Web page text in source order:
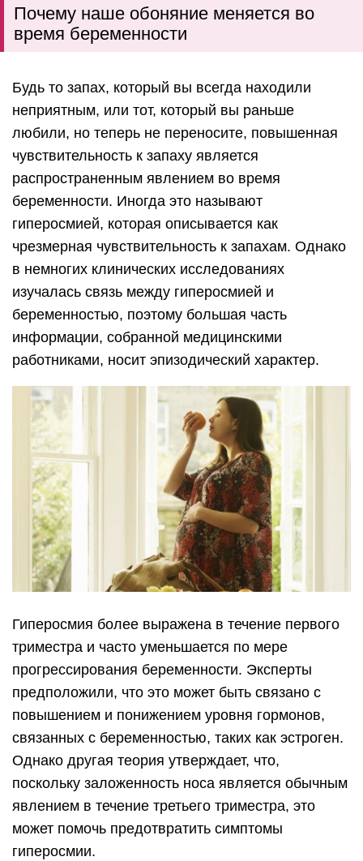
Почему наше обоняние меняется во
время беременности
Будь то запах, который вы всегда находили
неприятным, или тот, который вы раньше
любили, но теперь не переносите, повышенная
чувствительность к запаху является
распространенным явлением во время
беременности. Иногда это называют
гиперосмией, которая описывается как
чрезмерная чувствительность к запахам. Однако
в немногих клинических исследованиях
изучалась связь между гиперосмией и
беременностью, поэтому большая часть
информации, собранной медицинскими
работниками, носит эпизодический характер.
Гиперосмия более выражена в течение первого
триместра и часто уменьшается по мере
прогрессирования беременности. Эксперты
предположили, что это может быть связано с
повышением и понижением уровня гормонов,
связанных с беременностью, таких как эстроген.
Однако другая теория утверждает, что,
поскольку заложенность носа является обычным
явлением в течение третьего триместра, это
может помочь предотвратить симптомы
гиперосмии.